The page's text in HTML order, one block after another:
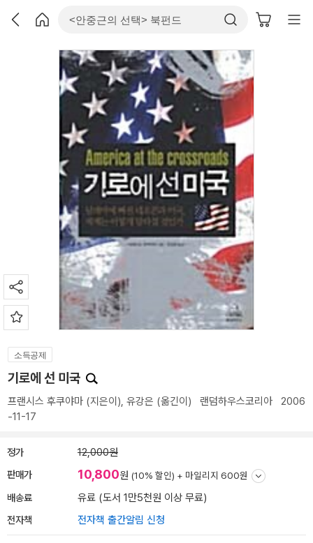
소득공제
기로에 선 미국
프랜시스 후쿠야마 (지은이), 유강은 (옮긴이) 랜덤하우스코리아 2006
-11-17
정가 12,000원
판매가 10,800원 (10% 할인) + 마일리지 600원
배송료 유료 (도서 1만5천원 이상 무료)
전자책 전자책 출간알림 신청